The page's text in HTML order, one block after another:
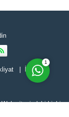
İletişimi
sitesindeki hiçbir
1